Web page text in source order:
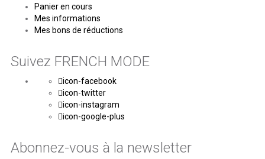
Panier en cours
Mes informations
Mes bons de réductions
Suivez FRENCH MODE
icon-facebook
icon-twitter
icon-instagram
icon-google-plus
Abonnez-vous à la newsletter